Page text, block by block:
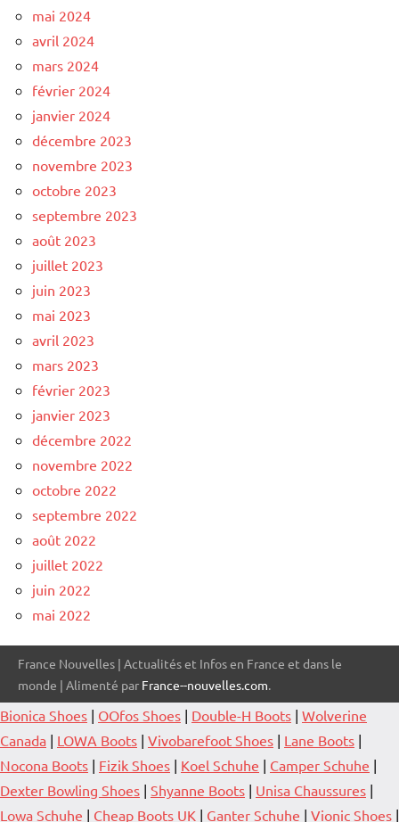
mai 2024
avril 2024
mars 2024
février 2024
janvier 2024
décembre 2023
novembre 2023
octobre 2023
septembre 2023
août 2023
juillet 2023
juin 2023
mai 2023
avril 2023
mars 2023
février 2023
janvier 2023
décembre 2022
novembre 2022
octobre 2022
septembre 2022
août 2022
juillet 2022
juin 2022
mai 2022
France Nouvelles | Actualités et Infos en France et dans le
monde | Alimenté par France--nouvelles.com.
Bionica Shoes | OOfos Shoes | Double-H Boots | Wolverine
Canada | LOWA Boots | Vivobarefoot Shoes | Lane Boots |
Nocona Boots | Fizik Shoes | Koel Schuhe | Camper Schuhe |
Dexter Bowling Shoes | Shyanne Boots | Unisa Chaussures |
Lowa Schuhe | Cheap Boots UK | Ganter Schuhe | Vionic Shoes |